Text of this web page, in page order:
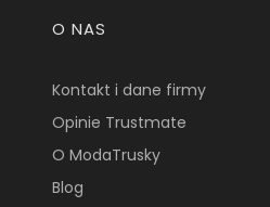
O NAS
Kontakt i dane firmy
Opinie Trustmate
O ModaTrusky
Blog